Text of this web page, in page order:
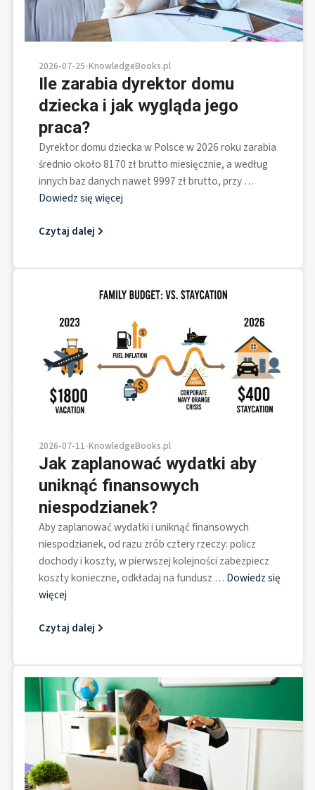
2026-07-25•KnowledgeBooks.pl
Ile zarabia dyrektor domu
dziecka i jak wygląda jego
praca?
Dyrektor domu dziecka w Polsce w 2026 roku zarabia
średnio około 8170 zł brutto miesięcznie, a według
innych baz danych nawet 9997 zł brutto, przy …
Dowiedz się więcej
Czytaj dalej
2026-07-11•KnowledgeBooks.pl
Jak zaplanować wydatki aby
uniknąć finansowych
niespodzianek?
Aby zaplanować wydatki i uniknąć finansowych
niespodzianek, od razu zrób cztery rzeczy: policz
dochody i koszty, w pierwszej kolejności zabezpiecz
koszty konieczne, odkładaj na fundusz … Dowiedz się
więcej
Czytaj dalej